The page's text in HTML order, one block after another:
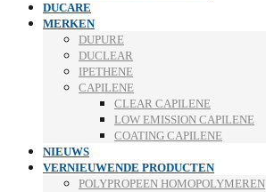
DUCARE
MERKEN
DUPURE
DUCLEAR
IPETHENE
CAPILENE
CLEAR CAPILENE
LOW EMISSION CAPILENE
COATING CAPILENE
NIEUWS
VERNIEUWENDE PRODUCTEN
POLYPROPEEN HOMOPOLYMEREN